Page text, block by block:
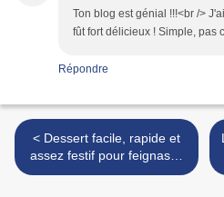
Ton blog est génial !!!<br />
fût fort délicieux ! Simple, pas
Répondre
< Dessert facile, rapide et
assez festif pour feignasse
qui boude